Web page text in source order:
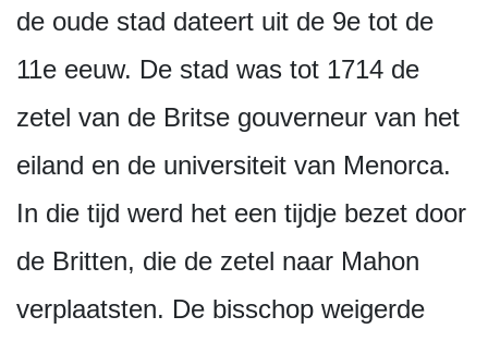
de oude stad dateert uit de 9e tot de
11e eeuw. De stad was tot 1714 de
zetel van de Britse gouverneur van het
eiland en de universiteit van Menorca.
In die tijd werd het een tijdje bezet door
de Britten, die de zetel naar Mahon
verplaatsten. De bisschop weigerde